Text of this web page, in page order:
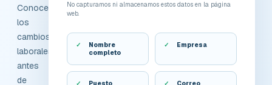
Conoce
los
cambios
laborales
antes
de
No capturamos ni almacenamos estos datos en la página
web.
Nombre
completo
Empresa